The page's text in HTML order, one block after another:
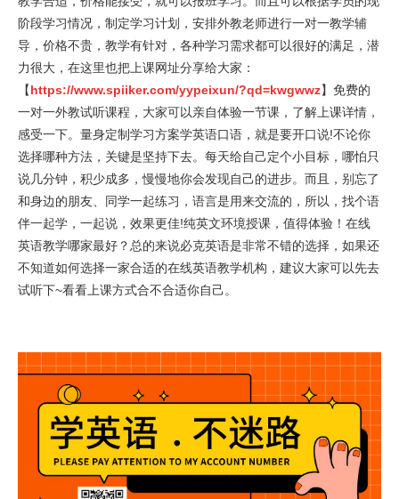
阶段学习情况，制定学习计划，安排外教老师进行一对一教学辅
导，价格不贵，教学有针对，各种学习需求都可以很好的满足，潜
力很大，在这里也把上课网址分享给大家：
【https://www.spiiker.com/yypeixun/?qd=kwgwwz】免费的
一对一外教试听课程，大家可以亲自体验一节课，了解上课详情，
感受一下。量身定制学习方案学英语口语，就是要开口说!不论你
选择哪种方法，关键是坚持下去。每天给自己定个小目标，哪怕只
说几分钟，积少成多，慢慢地你会发现自己的进步。而且，别忘了
和身边的朋友、同学一起练习，语言是用来交流的，所以，找个语
伴一起学，一起说，效果更佳!纯英文环境授课，值得体验！在线
英语教学哪家最好？总的来说必克英语是非常不错的选择，如果还
不知道如何选择一家合适的在线英语教学机构，建议大家可以先去
试听下~看看上课方式合不合适你自己。